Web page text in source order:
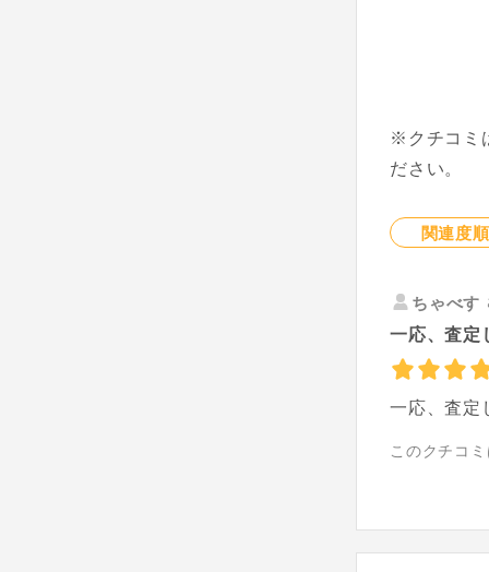
※クチコミ
ださい。
関連度順
ちゃべす
一応、査定
一応、査定
このクチコ